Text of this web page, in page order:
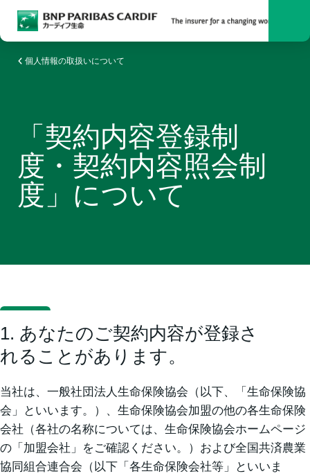
検索
個人情報の取扱いについて
「契約内容登録制
度・契約内容照会制
度」について
1. あなたのご契約内容が登録さ
れることがあります。
当社は、一般社団法人生命保険協会（以下、「生命保険協
会」といいます。）、生命保険協会加盟の他の各生命保険
会社（各社の名称については、生命保険協会ホームページ
の「加盟会社」をご確認ください。）および全国共済農業
協同組合連合会（以下「各生命保険会社等」といいま